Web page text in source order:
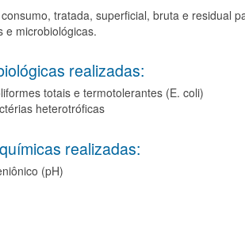
tratada, superficial, bruta e residual
e microbiológicas.
realizadas:
totais e termotolerantes (E. coli)
heterotróficas
realizadas:
(pH)